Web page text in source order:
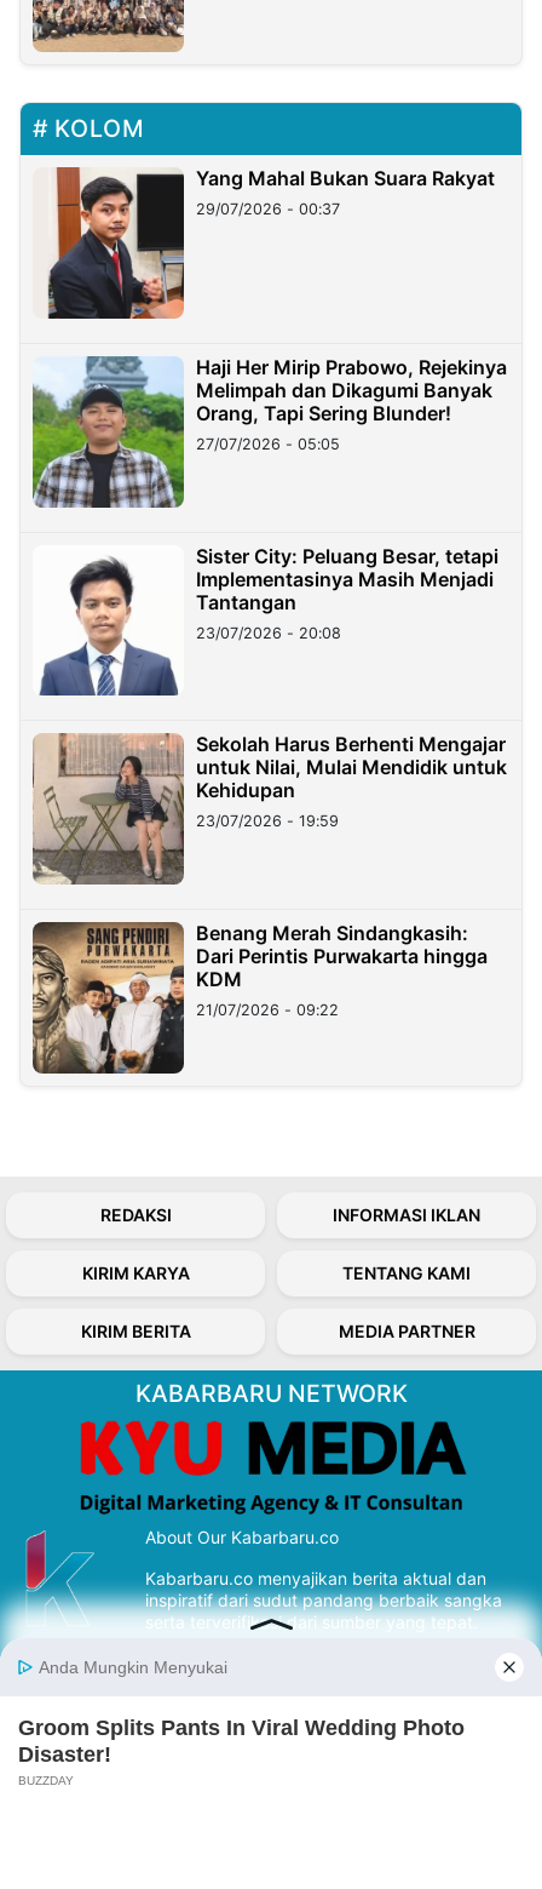
KOLOM
Yang Mahal Bukan Suara Rakyat
29/07/2026 - 00:37
Haji Her Mirip Prabowo, Rejekinya
Melimpah dan Dikagumi Banyak
Orang, Tapi Sering Blunder!
27/07/2026 - 05:05
Sister City: Peluang Besar, tetapi
Implementasinya Masih Menjadi
Tantangan
23/07/2026 - 20:08
Sekolah Harus Berhenti Mengajar
untuk Nilai, Mulai Mendidik untuk
Kehidupan
23/07/2026 - 19:59
Benang Merah Sindangkasih:
Dari Perintis Purwakarta hingga
KDM
21/07/2026 - 09:22
REDAKSI INFORMASI IKLAN
KIRIM KARYA TENTANG KAMI
KIRIM BERITA MEDIA PARTNER
KABARBARU NETWORK
About Our Kabarbaru.co
Kabarbaru.co menyajikan berita aktual dan
inspiratif dari sudut pandang berbaik sangka
serta terverifikasi dari sumber yang tepat.